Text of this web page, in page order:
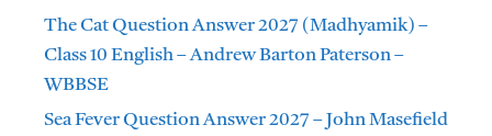
The Cat Question Answer 2027 (Madhyamik) –
Class 10 English – Andrew Barton Paterson –
WBBSE
Sea Fever Question Answer 2027 – John Masefield